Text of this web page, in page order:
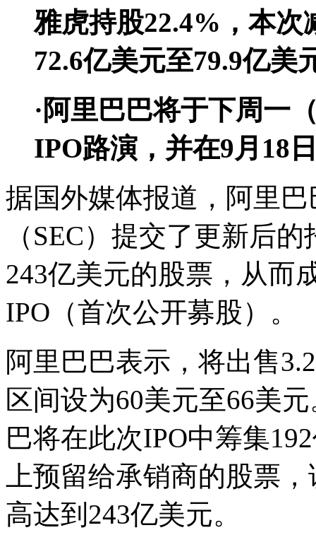
雅虎持股22.4%，本次
72.6亿美元至79.9亿美
·阿里巴巴将于下周一
IPO路演，并在9月18
据国外媒体报道，阿里
（SEC）提交了更新后
243亿美元的股票，从而
IPO（首次公开募股）。
阿里巴巴表示，将出售
区间设为60美元至66美
巴将在此次IPO中筹集
上预留给承销商的股票
高达到243亿美元。